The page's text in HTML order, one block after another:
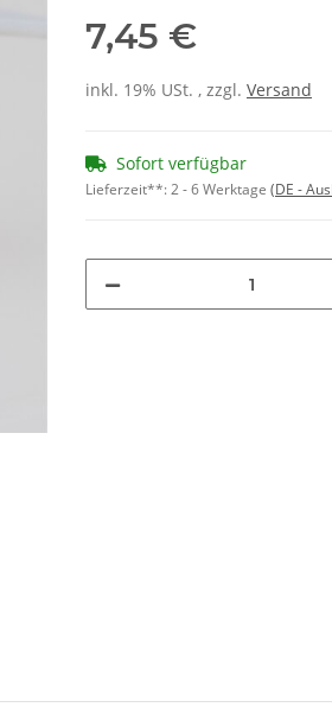
7,45 €
inkl. 19% USt. , zzgl. Versand
Sofort verfügbar
Lieferzeit**:2 - 6 Werktage (DE -